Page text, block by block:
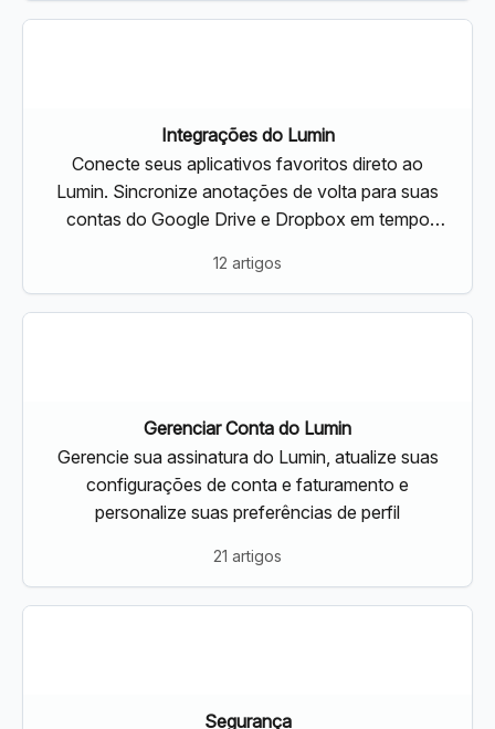
Integrações do Lumin
Conecte seus aplicativos favoritos direto ao
Lumin. Sincronize anotações de volta para suas
contas do Google Drive e Dropbox em tempo
12 artigos
Gerenciar Conta do Lumin
Gerencie sua assinatura do Lumin, atualize suas
configurações de conta e faturamento e
personalize suas preferências de perfil
21 artigos
Segurança